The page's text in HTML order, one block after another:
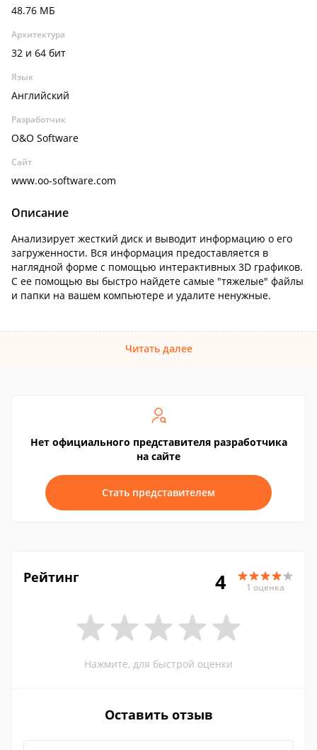
48.76 МБ
Архитектура
32 и 64 бит
Язык
Английский
Разработчик
O&O Software
Сайт
www.oo-software.com
Описание
Анализирует жесткий диск и выводит информацию о его
загруженности. Вся информация предоставляется в
наглядной форме с помощью интерактивных 3D графиков.
С ее помощью вы быстро найдете самые "тяжелые" файлы
и папки на вашем компьютере и удалите ненужные.
Читать далее
Нет официального представителя разработчика
на сайте
Стать представителем
Рейтинг 4 1 оценка
Нажмите, для быстрой оценки
Оставить отзыв